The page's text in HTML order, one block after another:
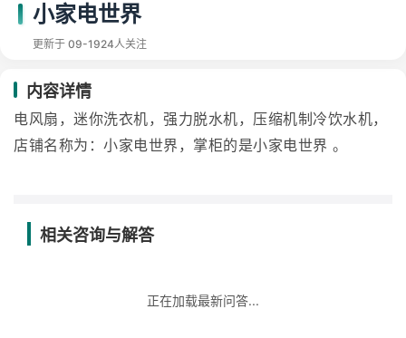
小家电世界
更新于 09-1924人关注
内容详情
电风扇，迷你洗衣机，强力脱水机，压缩机制冷饮水机，
店铺名称为：小家电世界，掌柜的是小家电世界 。
相关咨询与解答
正在加载最新问答...